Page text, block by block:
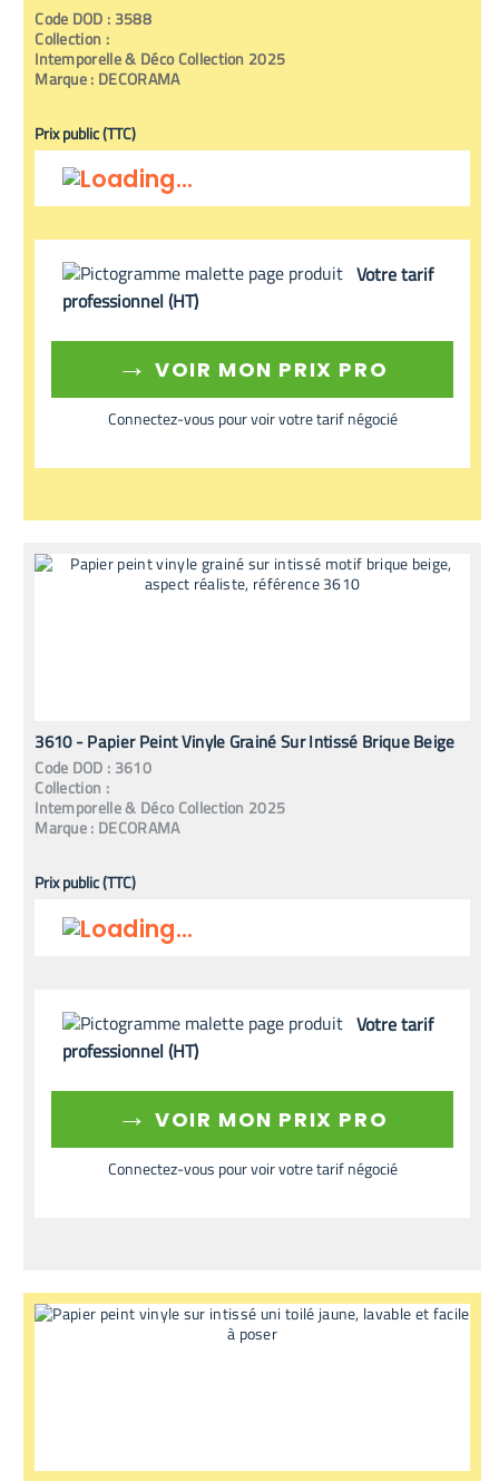
Code DOD : 3588
Collection :
Intemporelle & Déco Collection 2025
Marque : DECORAMA
Prix public (TTC)
Votre tarif
professionnel (HT)
→ VOIR MON PRIX PRO
Connectez-vous pour voir votre tarif négocié
3610 - Papier Peint Vinyle Grainé Sur Intissé Brique Beige
Code DOD : 3610
Collection :
Intemporelle & Déco Collection 2025
Marque : DECORAMA
Prix public (TTC)
Votre tarif
professionnel (HT)
→ VOIR MON PRIX PRO
Connectez-vous pour voir votre tarif négocié